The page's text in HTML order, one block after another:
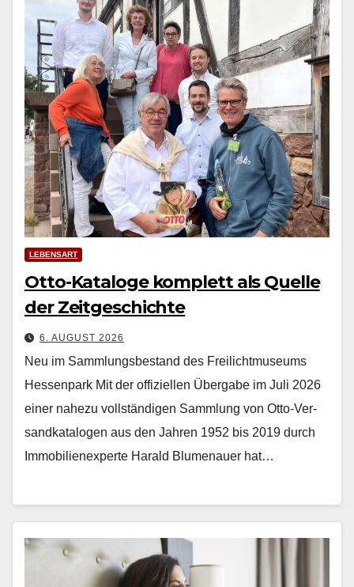
LEBENSART
Otto-Kataloge komplett als Quelle
der Zeitgeschichte
6. AUGUST 2026
Neu im Sammlungsbestand des Freilichtmuseums
Hessenpark Mit der offiziellen Über­gabe im Juli 2026
ein­er nahezu voll­ständi­gen Samm­lung von Otto-Ver­
sand­kat­a­lo­gen aus den Jahren 1952 bis 2019 durch
Immo­bilienex­perte Har­ald Blu­me­nauer hat…